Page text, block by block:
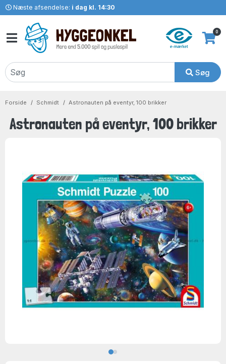
Næste afsendelse: i dag kl. 14:30
Søg
0
Forside Schmidt Astronauten på eventyr, 100 brikker
Astronauten på eventyr, 100 brikker